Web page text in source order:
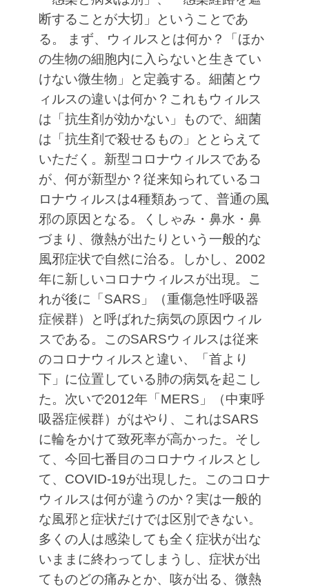
断することが大切」ということであ
る。
まず、ウィルスとは何か？「ほか
の生物の細胞内に入らないと生きてい
けない微生物」と定義する。細菌とウ
ィルスの違いは何か？これもウィルス
は「抗生剤が効かない」もので、細菌
は「抗生剤で殺せるもの」ととらえて
いただく。新型コロナウィルスである
が、何が新型か？従来知られているコ
ロナウィルスは4種類あって、普通の風
邪の原因となる。くしゃみ・鼻水・鼻
づまり、微熱が出たりという一般的な
風邪症状で自然に治る。しかし、2002
年に新しいコロナウィルスが出現。こ
れが後に「SARS」（重傷急性呼吸器
症候群）と呼ばれた病気の原因ウィル
スである。このSARSウィルスは従来
のコロナウィルスと違い、「首より
下」に位置している肺の病気を起こし
た。次いで2012年「MERS」（中東呼
吸器症候群）がはやり、これはSARS
に輪をかけて致死率が高かった。そし
て、今回七番目のコロナウィルスとし
て、COVID-19が出現した。このコロナ
ウィルスは何が違うのか？実は一般的
な風邪と症状だけでは区別できない。
多くの人は感染しても全く症状が出な
いままに終わってしまうし、症状が出
てものどの痛みとか、咳が出る、微熱